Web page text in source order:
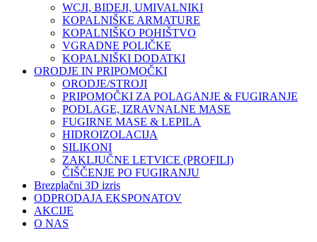
WCJI, BIDEJI, UMIVALNIKI
KOPALNIŠKE ARMATURE
KOPALNIŠKO POHIŠTVO
VGRADNE POLIČKE
KOPALNIŠKI DODATKI
ORODJE IN PRIPOMOČKI
ORODJE/STROJI
PRIPOMOČKI ZA POLAGANJE & FUGIRANJE
PODLAGE, IZRAVNALNE MASE
FUGIRNE MASE & LEPILA
HIDROIZOLACIJA
SILIKONI
ZAKLJUČNE LETVICE (PROFILI)
ČIŠČENJE PO FUGIRANJU
Brezplačni 3D izris
ODPRODAJA EKSPONATOV
AKCIJE
O NAS